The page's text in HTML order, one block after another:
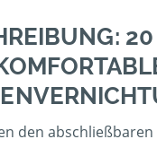
den